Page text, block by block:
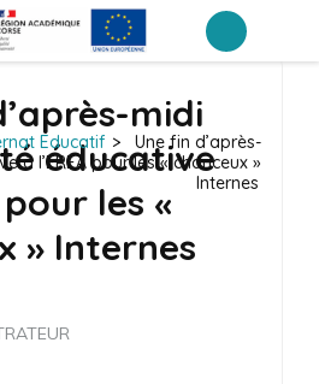
Educatif >
Une fin d’après-
à l’EREA pour les « chanceux »
Internes
midi
éducative
pour les «
» Internes